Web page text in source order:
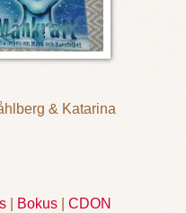
& Katarina
Bokus
CDON